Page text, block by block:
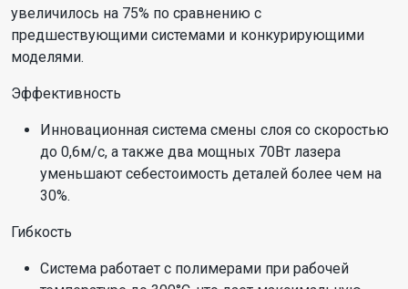
увеличилось на 75% по сравнению с
предшествующими системами и конкурирующими
моделями.
Эффективность
Инновационная система смены слоя со скоростью
до 0,6м/с, а также два мощных 70Вт лазера
уменьшают себестоимость деталей более чем на
30%.
Гибкость
Система работает с полимерами при рабочей